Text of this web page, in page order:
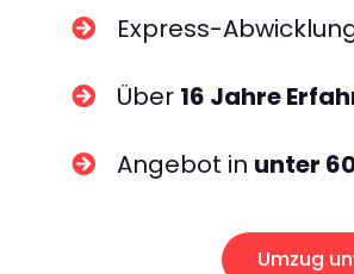
Express-
Über 16 Jahre
Angebot in unter
Umzug